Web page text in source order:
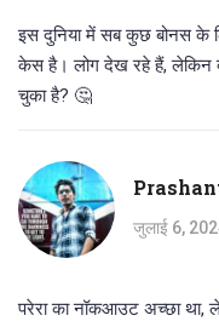
इस दुनिया में सब कुछ बोनस के
केस है। लोग देख रहे हैं, लेकिन
चुका है? 🤔
जुलाई 6,
परेरा का नॉकआउट अच्छा था,